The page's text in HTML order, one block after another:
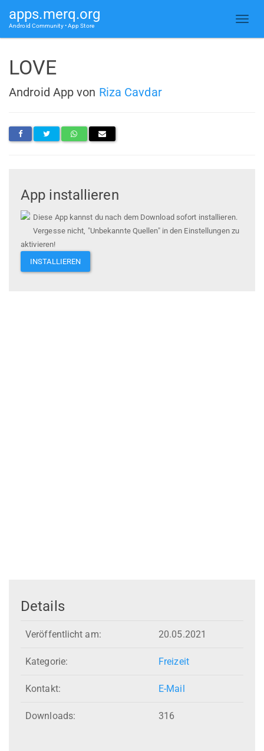
apps.merq.org
Android Community • App Store
LOVE
Android App von Riza Cavdar
App installieren
Diese App kannst du nach dem Download sofort installieren.
Vergesse nicht, "Unbekannte Quellen" in den Einstellungen zu
aktivieren!
INSTALLIEREN
Details
Veröffentlicht am: 20.05.2021
Kategorie: Freizeit
Kontakt: E-Mail
Downloads: 316